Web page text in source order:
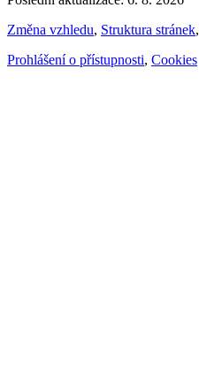
Změna vzhledu, Struktura stránek,
Prohlášení o přístupnosti, Cookies